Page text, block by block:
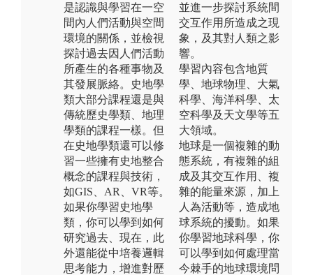
是認識與學習在一空
間內人們活動與空間
環境的關係，並檢視
探討過去因人們活動
所產生的各種事物及
其發展脈絡。史地學
類大部分課程還是與
傳統歷史學類、地理
學類的課程一樣。但
在史地學類還可以修
習一些擁有史地整合
概念的課程與技術，
如GIS、AR、VR等。
如果你學習史地學
類，你可以學到如何
研究過去、現在，此
外還能從中培養邏輯
思考能力，增進對歷
並進一步探討系統間
交互作用所造成之現
象，及其對人類之影
響。
學習內容包含地質
學、地球物理、大氣
科學、海洋科學、太
空科學及天文學等五
大領域。
地球是一個複雜的動
態系統，有複雜的組
成及其交互作用、複
雜的能量來源，加上
人為活動等，造成地
球系統的擾動。如果
你學習地球科學，你
可以學到如何處理當
今棘手的地球環境問